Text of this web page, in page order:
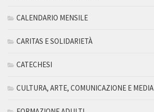
CALENDARIO MENSILE
CARITAS E SOLIDARIETÀ
CATECHESI
CULTURA, ARTE, COMUNICAZIONE E MEDIA